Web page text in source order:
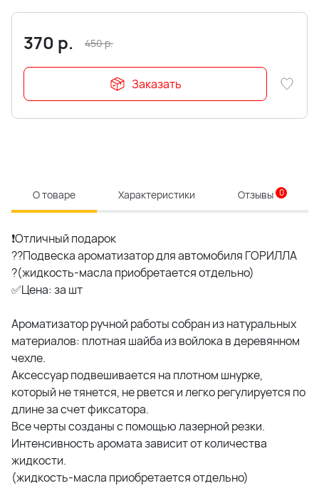
370 р. 450р.
Заказать
О товаре Характеристики Отзывы 0
❗Отличный подарок
??Подвеска ароматизатор для автомобиля ГОРИЛЛА
?(жидкость-масла приобретается отдельно)
✅Цена: за шт
Ароматизатор ручной работы собран из натуральных
материалов: плотная шайба из войлока в деревянном
чехле.
Аксессуар подвешивается на плотном шнурке,
который не тянется, не рвется и легко регулируется по
длине за счет фиксатора.
Все черты созданы с помощью лазерной резки.
Интенсивность аромата зависит от количества
жидкости.
(жидкость-масла приобретается отдельно)